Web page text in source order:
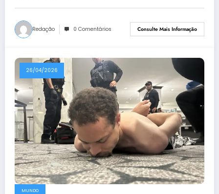
Redação 0 Comentários Consulte Mais Informação
26/04/2026
MUNDO